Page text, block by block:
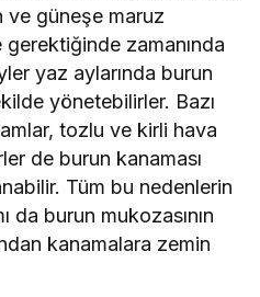
ve güneşe maruz
zamanında
yaz aylarında burun
yönetebilirler. Bazı
tozlu ve kirli hava
de burun kanaması
Tüm bu nedenlerin
da burun mukozasının
kanamalara zemin